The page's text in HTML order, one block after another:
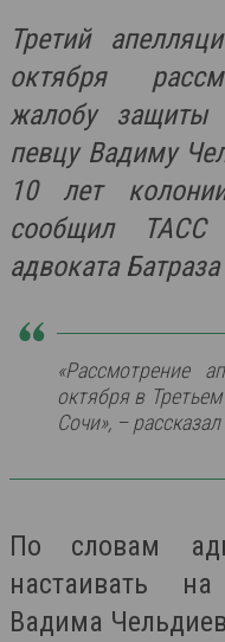
Третий
октября
жалобу защиты
певцу Вадиму
10 лет
сообщил
адвоката
«Рассмотрение
октября в
Сочи», –
По словам
настаивать
Вадима